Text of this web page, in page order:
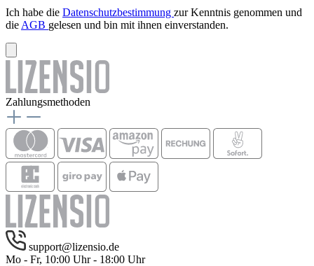
Ich habe die Datenschutzbestimmung zur Kenntnis genommen und
die AGB gelesen und bin mit ihnen einverstanden.
Zahlungsmethoden
support@lizensio.de
Mo - Fr, 10:00 Uhr - 18:00 Uhr